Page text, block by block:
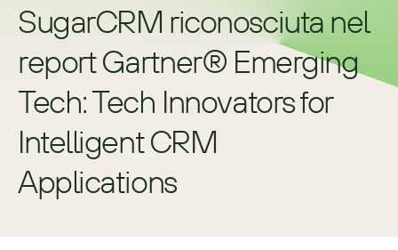
SugarCRM riconosciuta nel
report Gartner® Emerging
Tech: Tech Innovators for
Intelligent CRM
Applications